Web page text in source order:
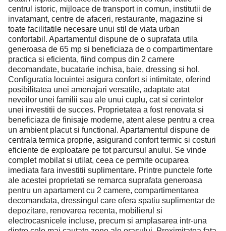
centrul istoric, mijloace de transport in comun, institutii de
invatamant, centre de afaceri, restaurante, magazine si
toate facilitatile necesare unui stil de viata urban
confortabil. Apartamentul dispune de o suprafata utila
generoasa de 65 mp si beneficiaza de o compartimentare
practica si eficienta, fiind compus din 2 camere
decomandate, bucatarie inchisa, baie, dressing si hol.
Configuratia locuintei asigura confort si intimitate, oferind
posibilitatea unei amenajari versatile, adaptate atat
nevoilor unei familii sau ale unui cuplu, cat si cerintelor
unei investitii de succes. Proprietatea a fost renovata si
beneficiaza de finisaje moderne, atent alese pentru a crea
un ambient placut si functional. Apartamentul dispune de
centrala termica proprie, asigurand confort termic si costuri
eficiente de exploatare pe tot parcursul anului. Se vinde
complet mobilat si utilat, ceea ce permite ocuparea
imediata fara investitii suplimentare. Printre punctele forte
ale acestei proprietati se remarca suprafata generoasa
pentru un apartament cu 2 camere, compartimentarea
decomandata, dressingul care ofera spatiu suplimentar de
depozitare, renovarea recenta, mobilierul si
electrocasnicele incluse, precum si amplasarea intr-una